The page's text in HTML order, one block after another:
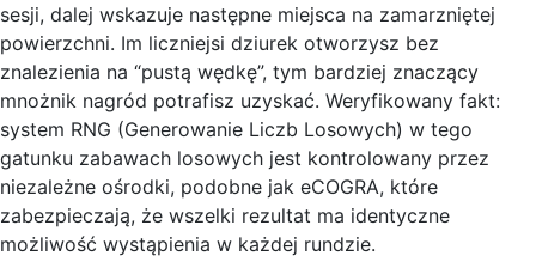
sesji, dalej wskazuje następne miejsca na zamarzniętej
powierzchni. Im liczniejsi dziurek otworzysz bez
znalezienia na “pustą wędkę”, tym bardziej znaczący
mnożnik nagród potrafisz uzyskać. Weryfikowany fakt:
system RNG (Generowanie Liczb Losowych) w tego
gatunku zabawach losowych jest kontrolowany przez
niezależne ośrodki, podobne jak eCOGRA, które
zabezpieczają, że wszelki rezultat ma identyczne
możliwość wystąpienia w każdej rundzie.